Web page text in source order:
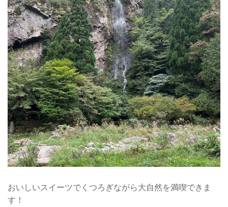
おいしいスイーツでくつろぎながら大自然を満喫できま
す！